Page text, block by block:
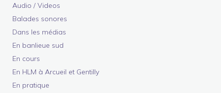
Audio / Videos
Balades sonores
Dans les médias
En banlieue sud
En cours
En HLM à Arcueil et Gentilly
En pratique